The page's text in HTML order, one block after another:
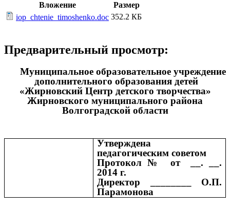
Вложение
Размер
iop_chtenie_timoshenko.doc 352.2 КБ
Предварительный просмотр:
Муниципальное образовательное учреждение
дополнительного образования детей
«Жирновский Центр детского творчества»
Жирновского муниципального района
Волгоградской области
Утверждена
педагогическим советом
Протокол № от __. __.
2014 г.
Директор ________ О.П.
Парамонова